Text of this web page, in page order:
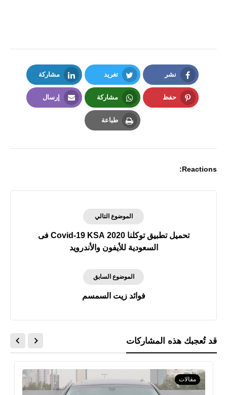
نشر
Facebook
تغريد
Twitter
مشاركة
LinkedIn
حفظ مشاركة
Whatsapp
إرسال
طباعة
Reactions:
الموضوع التالي
تحميل تطبيق توكلنا 2020 Covid-19 KSA فى
السعودية للأيفون والأندرويد
الموضوع السابق
فوائد زيت السمسم
قد تُعجبك هذه المشاركات
مقالات